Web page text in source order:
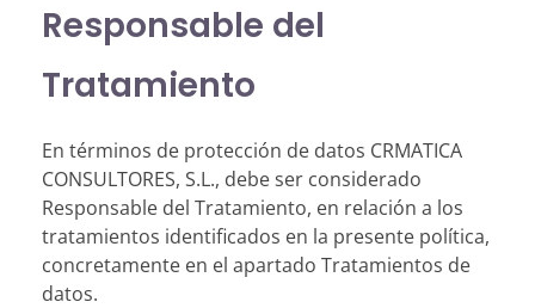
Responsable del
Tratamiento
En términos de protección de datos CRMATICA
CONSULTORES, S.L., debe ser considerado
Responsable del Tratamiento, en relación a los
tratamientos identificados en la presente política,
concretamente en el apartado Tratamientos de
datos.